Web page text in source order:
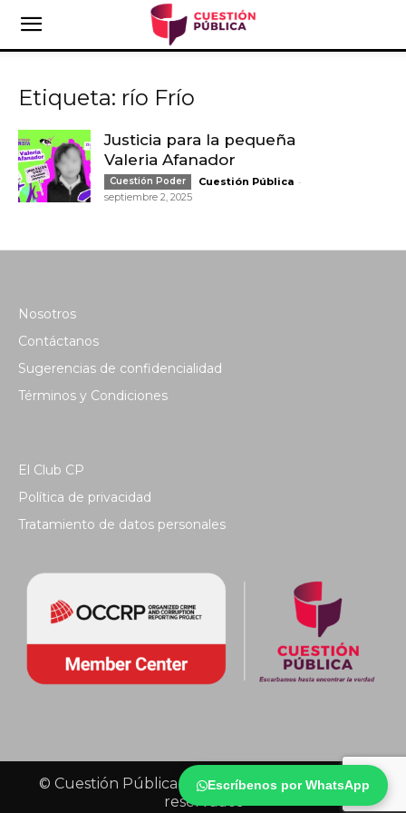
Escríbenos por WhatsApp
Etiqueta: río Frío
Justicia para la pequeña
Valeria Afanador
Cuestión Poder Cuestión Pública -
septiembre 2, 2025
Nosotros
Contáctanos
Sugerencias de confidencialidad
Términos y Condiciones
El Club CP
Política de privacidad
Tratamiento de datos personales
© Cuestión Pública 2018 - Todos los derechos
reservados